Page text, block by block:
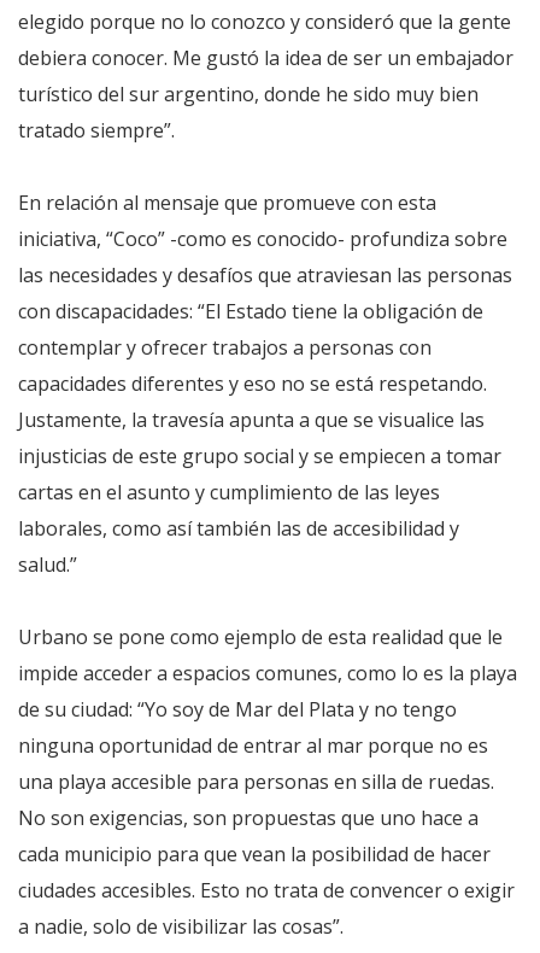
elegido porque no lo conozco y consideró que la gente
debiera conocer. Me gustó la idea de ser un embajador
turístico del sur argentino, donde he sido muy bien
tratado siempre”.
En relación al mensaje que promueve con esta
iniciativa, “Coco” -como es conocido- profundiza sobre
las necesidades y desafíos que atraviesan las personas
con discapacidades: “El Estado tiene la obligación de
contemplar y ofrecer trabajos a personas con
capacidades diferentes y eso no se está respetando.
Justamente, la travesía apunta a que se visualice las
injusticias de este grupo social y se empiecen a tomar
cartas en el asunto y cumplimiento de las leyes
laborales, como así también las de accesibilidad y
salud.”
Urbano se pone como ejemplo de esta realidad que le
impide acceder a espacios comunes, como lo es la playa
de su ciudad: “Yo soy de Mar del Plata y no tengo
ninguna oportunidad de entrar al mar porque no es
una playa accesible para personas en silla de ruedas.
No son exigencias, son propuestas que uno hace a
cada municipio para que vean la posibilidad de hacer
ciudades accesibles. Esto no trata de convencer o exigir
a nadie, solo de visibilizar las cosas”.